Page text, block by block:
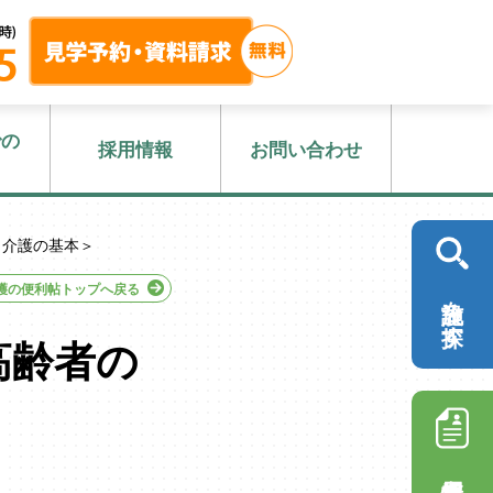
採用情報 お問い合わせ
護の基本＞
の便利帖トップへ戻る
者の
施設を探す
採用情報を